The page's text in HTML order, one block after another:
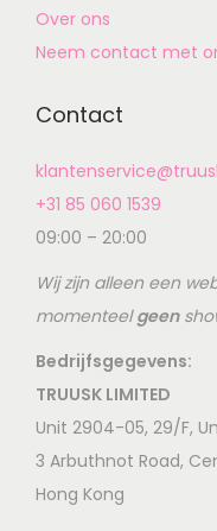
Over ons
Neem contact met
Contact
+31 85 060 1539
09:00 – 20:00
Wij zijn alleen een
momenteelgeen
Bedrijfsgegevens:
TRUUSK LIMITED
Unit 2904-05, 29/F,
3 Arbuthnot Road,
Hong Kong